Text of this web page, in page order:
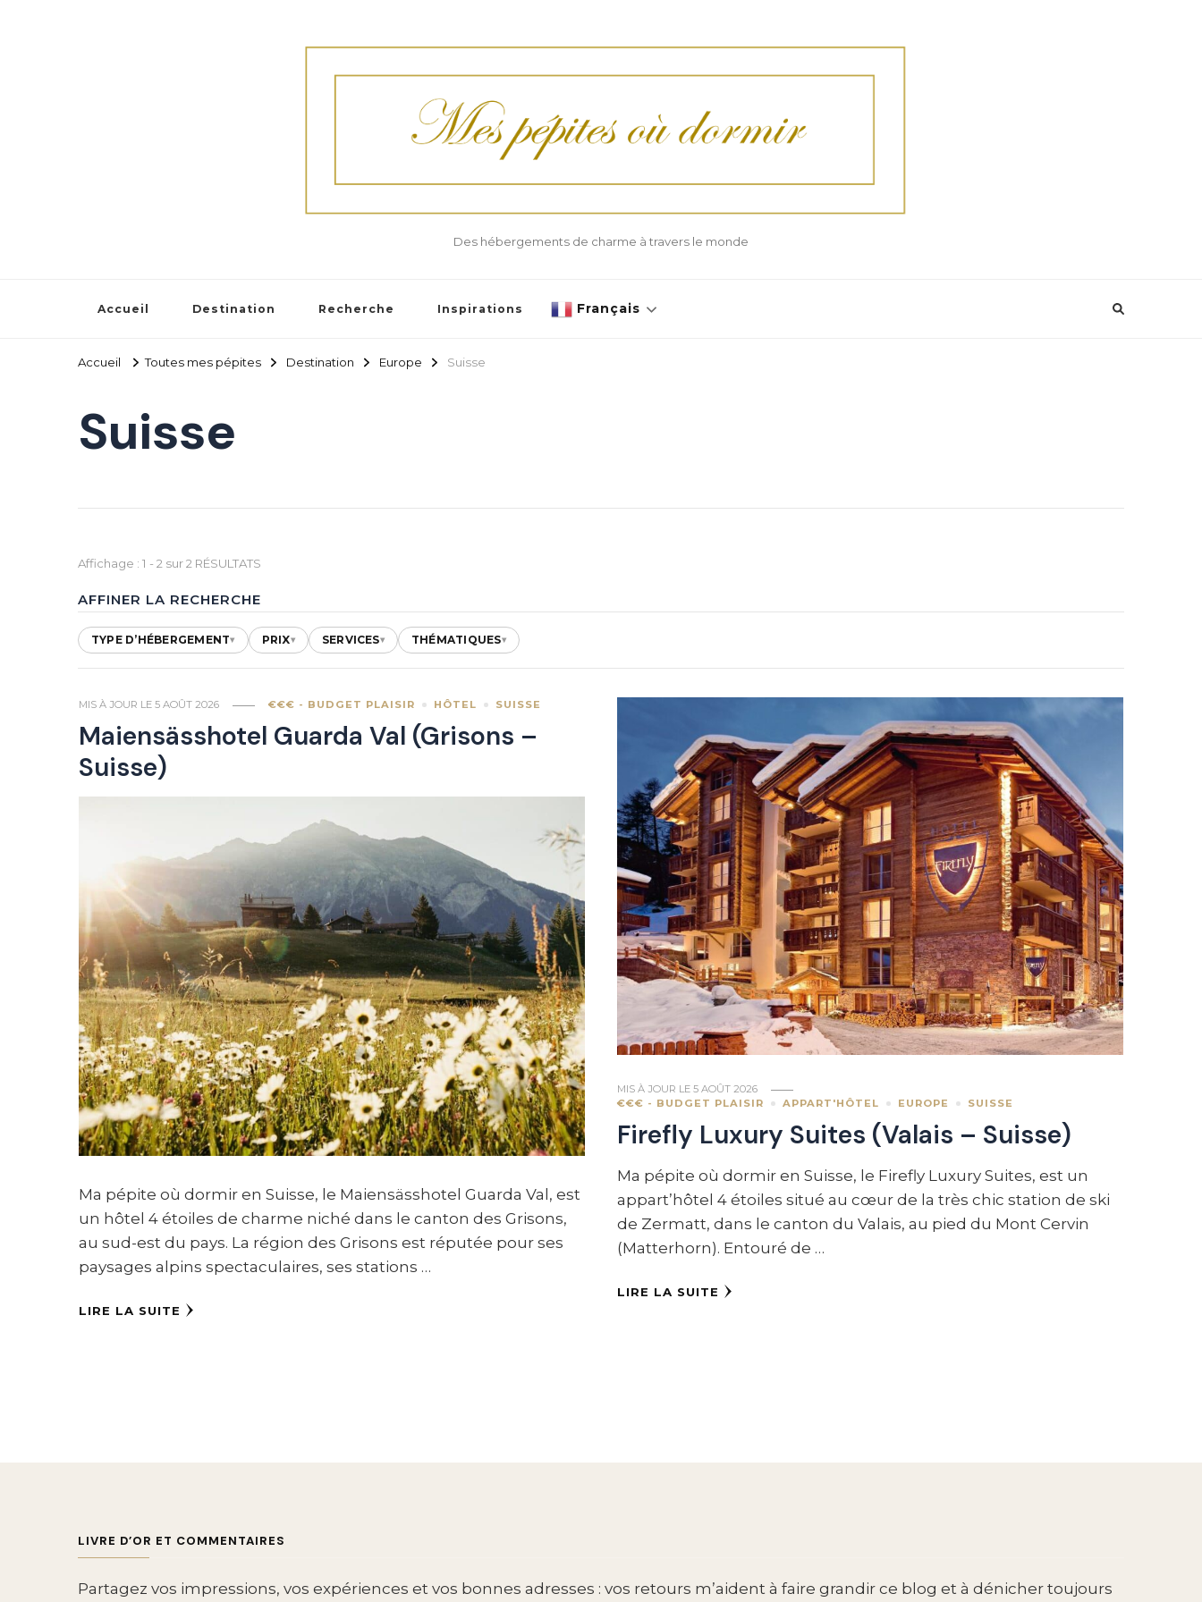
Des hébergements de charme à travers le monde
Accueil Destination Recherche Inspirations Français
Accueil Toutes mes pépites Destination Europe Suisse
Suisse
Affichage : 1 - 2 sur 2 RÉSULTATS
AFFINER LA RECHERCHE
TYPE D’HÉBERGEMENT▾ PRIX▾ SERVICES▾ THÉMATIQUES▾
MIS À JOUR LE 5 AOÛT 2026 €€€ - BUDGET PLAISIR HÔTEL SUISSE
Maiensässhotel Guarda Val (Grisons –
Suisse)
Ma pépite où dormir en Suisse, le Maiensässhotel Guarda Val, est
un hôtel 4 étoiles de charme niché dans le canton des Grisons,
au sud-est du pays. La région des Grisons est réputée pour ses
paysages alpins spectaculaires, ses stations …
LIRE LA SUITE
MIS À JOUR LE5 AOÛT 2026
€€€ - BUDGET PLAISIR
APPART'HÔTEL EUROPE SUISSE
Firefly Luxury Suites (Valais – Suisse)
Ma pépite où dormir en Suisse, le Firefly Luxury Suites, est un
appart’hôtel 4 étoiles situé au cœur de la très chic station de ski
de Zermatt, dans le canton du Valais, au pied du Mont Cervin
(Matterhorn). Entouré de …
LIRE LA SUITE
LIVRE D’OR ET COMMENTAIRES
Partagez vos impressions, vos expériences et vos bonnes adresses : vos retours m’aident à faire grandir ce blog et à dénicher toujours